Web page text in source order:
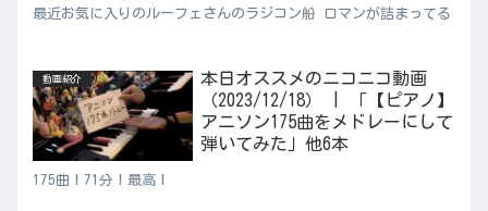
最近お気に入りのルーフェさんのラジコン船 ロマンが詰まってる
動画紹介
本日オススメのニコニコ動画
（2023/12/18） | 「【ピアノ】
アニソン175曲をメドレーにして
弾いてみた」他6本
175曲！71分！最高！